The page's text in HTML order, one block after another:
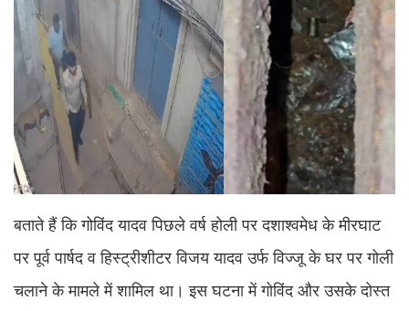
बताते हैं कि गोविंद यादव पिछले वर्ष होली पर दशाश्वमेध के मीरघाट
पर पूर्व पार्षद व हिस्ट्रीशीटर विजय यादव उर्फ विज्जू के घर पर गोली
चलाने के मामले में शामिल था। इस घटना में गोविंद और उसके दोस्त